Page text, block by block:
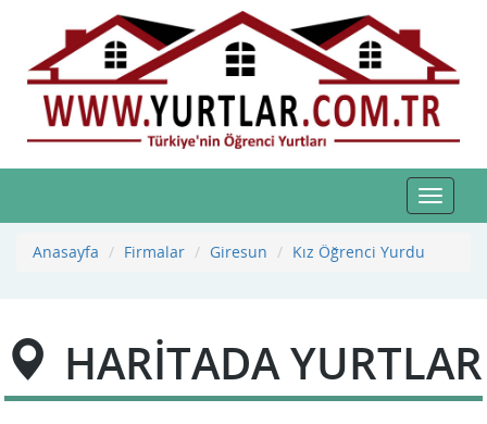
Toggle
Anasayfa
Firmalar Giresun Kız Öğrenci Yurdu
HARİTADA YURTLAR